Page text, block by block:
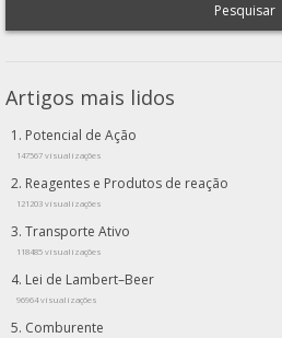
Pesquisar
Artigos mais lidos
Potencial de Ação
147567 visualizações
Reagentes e Produtos de reação
121203 visualizações
Transporte Ativo
118485 visualizações
Lei de Lambert–Beer
96964 visualizações
Comburente